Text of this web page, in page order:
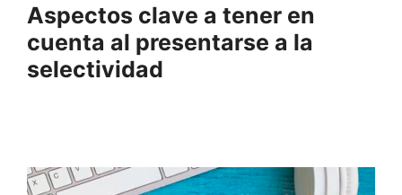
Aspectos clave a tener en
cuenta al presentarse a la
selectividad